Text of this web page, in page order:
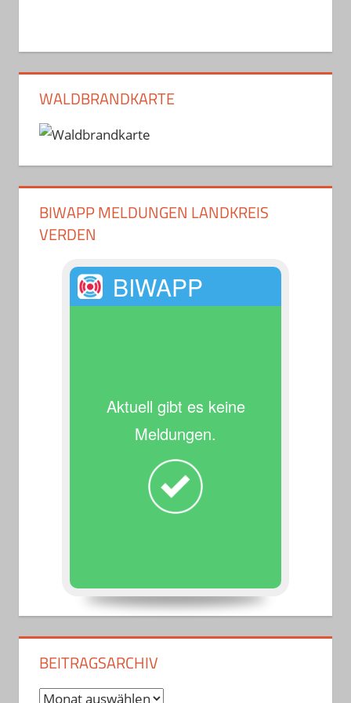
WALDBRANDKARTE
BIWAPP MELDUNGEN LANDKREIS
VERDEN
BIWAPP
Aktuell gibt es keine
Meldungen.
BEITRAGSARCHIV
Beitragsarchiv